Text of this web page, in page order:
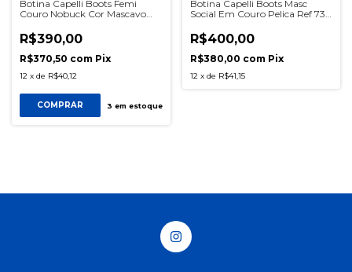
Botina Capelli Boots Femi
Couro Nobuck Cor Mascavo
R$390,00
R$370,50 com Pix
12 x de R$40,12
COMPRAR 3 em estoque
Botina Capelli Boots Masc
Social Em Couro Pelica Ref 730
R$400,00
R$380,00 com Pix
12 x de R$41,15